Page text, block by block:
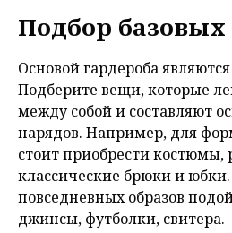
Подбор
Основой гардероба
Подберите вещи, которые
между собой и составляют
нарядов. Например, для
стоит приобрести костюмы,
классические брюки и
повседневных образов
джинсы, футболки, свитера.